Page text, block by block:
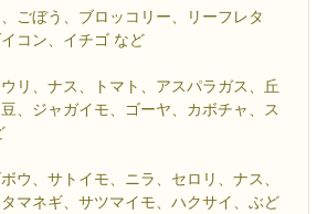
ごぼう、ブロッコリー、リーフレタ
イコン、イチゴ など
リ、ナス、トマト、アスパラガス、丘
、ジャガイモ、ゴーヤ、カボチャ、ス
ど
ウ、サトイモ、ニラ、セロリ、ナス、
マネギ、サツマイモ、ハクサイ、ぶど